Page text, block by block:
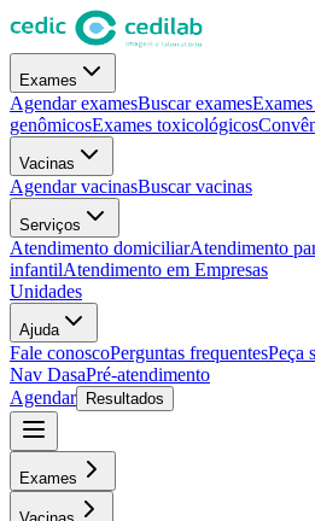
Exames
Agendar examesBuscar exames
genômicosExames toxicológicos
Vacinas
Agendar vacinasBuscar vacinas
Serviços
Atendimento domiciliarAtendimento
infantilAtendimento em Empresas
Unidades
Ajuda
Fale conoscoPerguntas frequentesPeça
Nav DasaPré-atendimento
Agendar
Resultados
Exames